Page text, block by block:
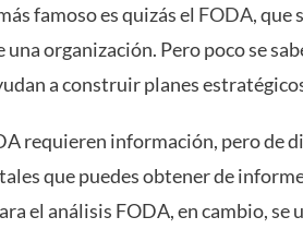
famoso es quizás el FODA, que
organización. Pero poco se
a construir planes
requieren información, pero de
que puedes obtener de
el análisis FODA, en cambio,